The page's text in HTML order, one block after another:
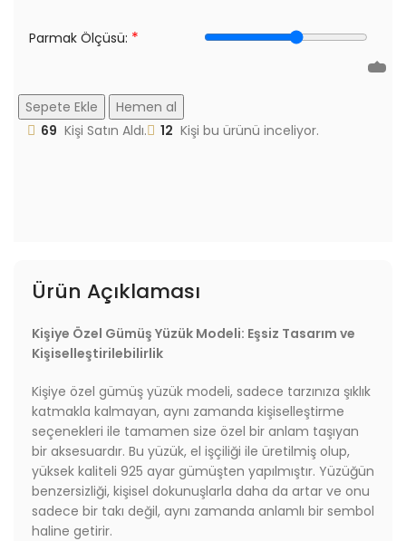
Parmak Ölçüsü: *
Sepete Ekle
Hemen al
69 Kişi Satın Aldı. 12 Kişi bu ürünü inceliyor.
Ürün Açıklaması
Kişiye Özel Gümüş Yüzük Modeli: Eşsiz Tasarım ve
Kişiselleştirilebilirlik
Kişiye özel gümüş yüzük modeli, sadece tarzınıza şıklık
katmakla kalmayan, aynı zamanda kişiselleştirme
seçenekleri ile tamamen size özel bir anlam taşıyan
bir aksesuardır. Bu yüzük, el işçiliği ile üretilmiş olup,
yüksek kaliteli 925 ayar gümüşten yapılmıştır. Yüzüğün
benzersizliği, kişisel dokunuşlarla daha da artar ve onu
sadece bir takı değil, aynı zamanda anlamlı bir sembol
haline getirir.